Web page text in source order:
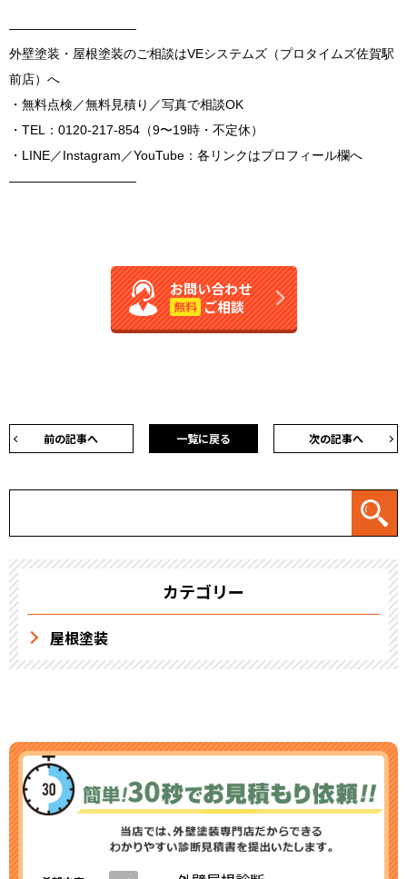
――――――――――
外壁塗装・屋根塗装のご相談はVEシステムズ（プロタイムズ佐賀駅
前店）へ
・無料点検／無料見積り／写真で相談OK
・TEL：0120-217-854（9〜19時・不定休）
・LINE／Instagram／YouTube：各リンクはプロフィール欄へ
――――――――――
お問い合わせ
無料 ご相談
前の記事へ 次の記事へ
一覧に戻る
カテゴリー
屋根塗装